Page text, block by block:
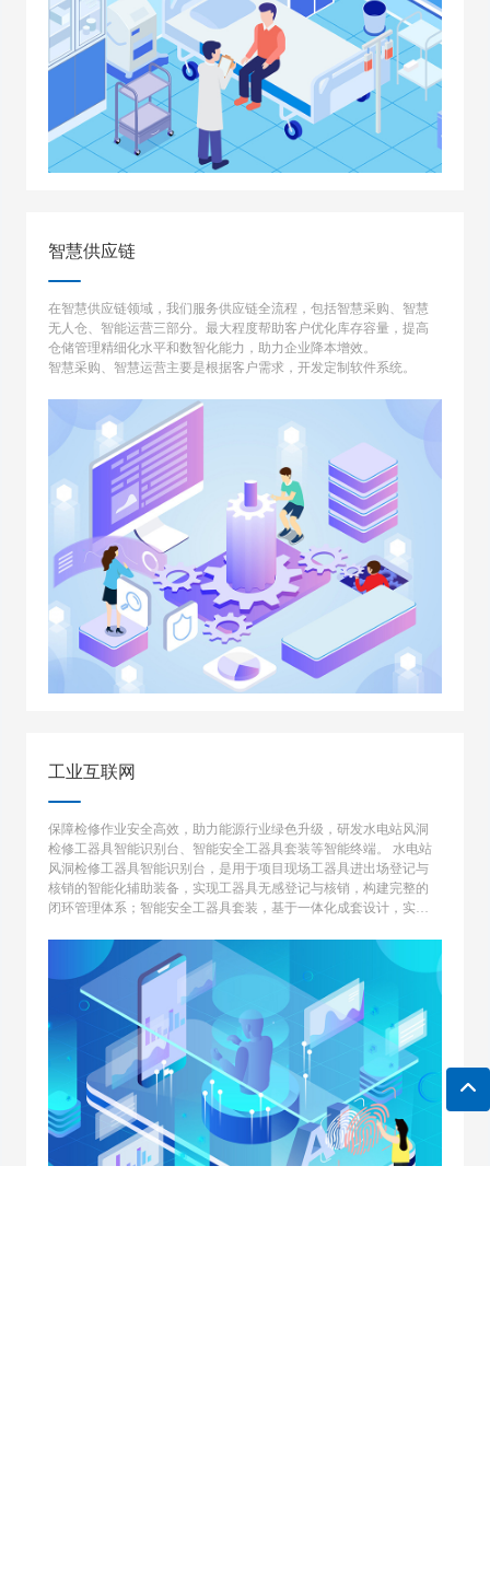
智慧供应链
在智慧供应链领域，我们服务供应链全流程，包括智慧采购、智慧
无人仓、智能运营三部分。最大程度帮助客户优化库存容量，提高
仓储管理精细化水平和数智化能力，助力企业降本增效。
智慧采购、智慧运营主要是根据客户需求，开发定制软件系统。
工业互联网
保障检修作业安全高效，助力能源行业绿色升级，研发水电站风洞
检修工器具智能识别台、智能安全工器具套装等智能终端。 水电站
风洞检修工器具智能识别台，是用于项目现场工器具进出场登记与
核销的智能化辅助装备，实现工器具无感登记与核销，构建完整的
闭环管理体系；智能安全工器具套装，基于一体化成套设计，实现
范性监控预警。